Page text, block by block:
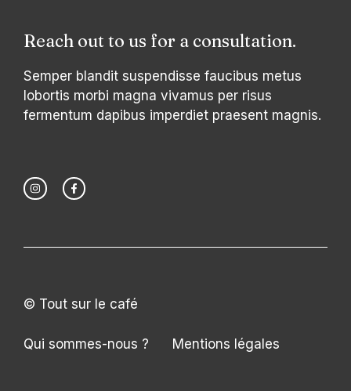
Reach out to us for a consultation.
Semper blandit suspendisse faucibus metus
lobortis morbi magna vivamus per risus
fermentum dapibus imperdiet praesent magnis.
© Tout sur le café
Qui sommes-nous ? Mentions légales